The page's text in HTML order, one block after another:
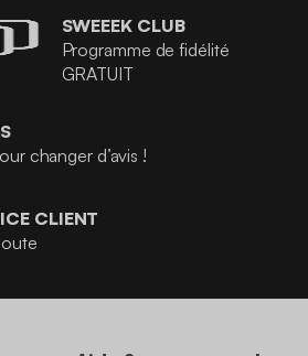
SWEEEK CLUB
Programme de fidélité
GRATUIT
changer d’avis !
CLIENT